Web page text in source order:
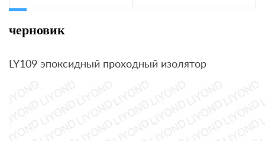
черновик
LY109 эпоксидный проходный изолятор